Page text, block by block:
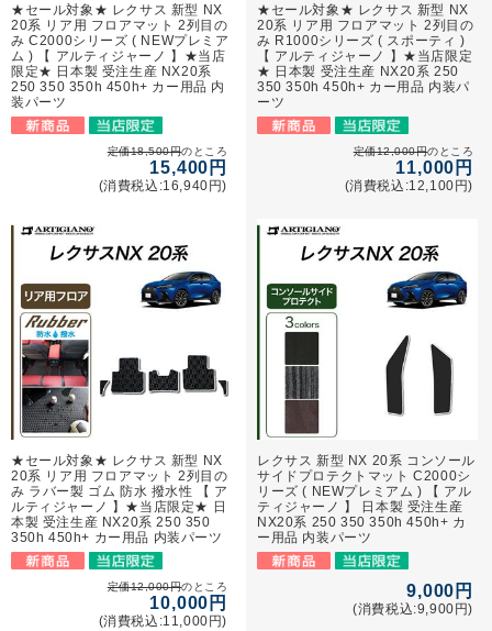
★セール対象★ レクサス 新型 NX
20系 リア用 フロアマット 2列目の
み C2000シリーズ ( NEWプレミア
ム ) 【 アルティジャーノ 】★当店
限定★ 日本製 受注生産 NX20系
250 350 350h 450h+ カー用品 内
装パーツ
定価18,500円のところ
15,400円
(消費税込:16,940円)
★セール対象★ レクサス 新型 NX
20系 リア用 フロアマット 2列目の
み R1000シリーズ ( スポーティ )
【 アルティジャーノ 】★当店限定
★ 日本製 受注生産 NX20系 250
350 350h 450h+ カー用品 内装パ
ーツ
定価12,000円のところ
11,000円
(消費税込:12,100円)
★セール対象★ レクサス 新型 NX
20系 リア用 フロアマット 2列目の
み ラバー製 ゴム 防水 撥水性 【 ア
ルティジャーノ 】★当店限定★ 日
本製 受注生産 NX20系 250 350
350h 450h+ カー用品 内装パーツ
定価12,000円のところ
10,000円
(消費税込:11,000円)
レクサス 新型 NX 20系 コンソール
サイドプロテクトマット C2000シ
リーズ ( NEWプレミアム ) 【 アル
ティジャーノ 】 日本製 受注生産
NX20系 250 350 350h 450h+ カ
ー用品 内装パーツ
9,000円
(消費税込:9,900円)